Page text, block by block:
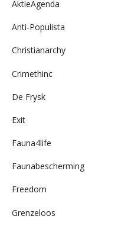
AktieAgenda
Anti-Populista
Christianarchy
Crimethinc
De Frysk
Exit
Fauna4life
Faunabescherming
Freedom
Grenzeloos